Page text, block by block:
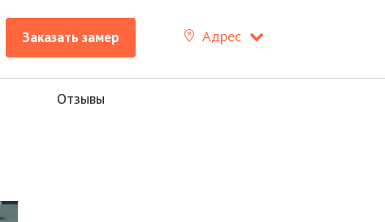
Заказать замер Адрес
Отзывы